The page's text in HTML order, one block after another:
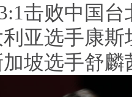
击败中国
亚选手康
坡选手舒麟